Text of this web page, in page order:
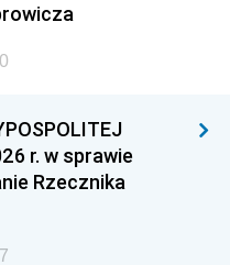
r. w sprawie
Rzecznika